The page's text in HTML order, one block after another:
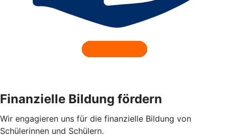
Finanzielle Bildung fördern
Wir engagieren uns für die finanzielle Bildung von
Schülerinnen und Schülern.